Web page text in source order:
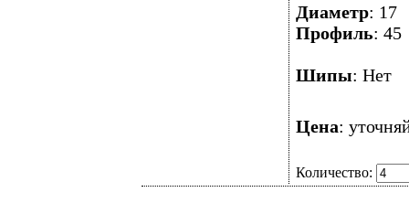
Диаметр:
Профиль:
Шипы: Нет
Цена:
Количество: